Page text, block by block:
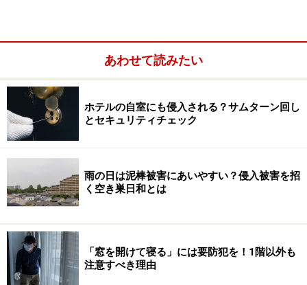
では、「カード式キー」ではどうでしょうか？ 登録さ
れたカード以外では開錠することができず、しかもカー
ド差込口はあるものの鍵穴はありません。従来の鍵を持
あわせて読みたい
ホテルの自室にも侵入される？サムターン回し
とセキュリティチェック
雨の日は泥棒被害にあいやすい？侵入被害を招
く空き巣日和とは
「窓を開けて寝る」には要防犯を！1階以外も
注意すべき理由